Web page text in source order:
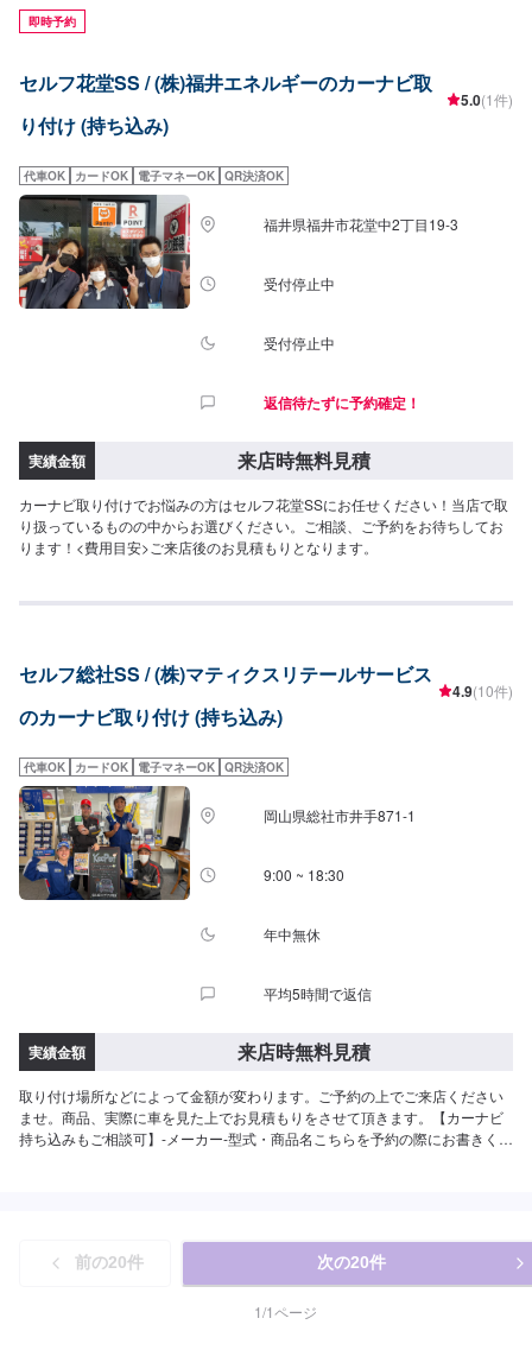
即時予約
セルフ花堂SS / (株)福井エネルギーのカーナビ取
り付け (持ち込み)
5.0(1件)
代車OK カードOK 電子マネーOK QR決済OK
福井県福井市花堂中2丁目19-3
受付停止中
受付停止中
返信待たずに予約確定！
実績金額 来店時無料見積
カーナビ取り付けでお悩みの方はセルフ花堂SSにお任せください！当店で取
り扱っているものの中からお選びください。ご相談、ご予約をお待ちしてお
ります！<費用目安>ご来店後のお見積もりとなります。
セルフ総社SS / (株)マティクスリテールサービス
のカーナビ取り付け (持ち込み)
4.9(10件)
代車OK カードOK 電子マネーOK QR決済OK
岡山県総社市井手871-1
9:00 ~ 18:30
年中無休
平均5時間で返信
実績金額 来店時無料見積
取り付け場所などによって金額が変わります。ご予約の上でご来店ください
ませ。商品、実際に車を見た上でお見積もりをさせて頂きます。【カーナビ
持ち込みもご相談可】-メーカー-型式・商品名こちらを予約の際にお書きくだ
前の20件 次の20件
1/1ページ